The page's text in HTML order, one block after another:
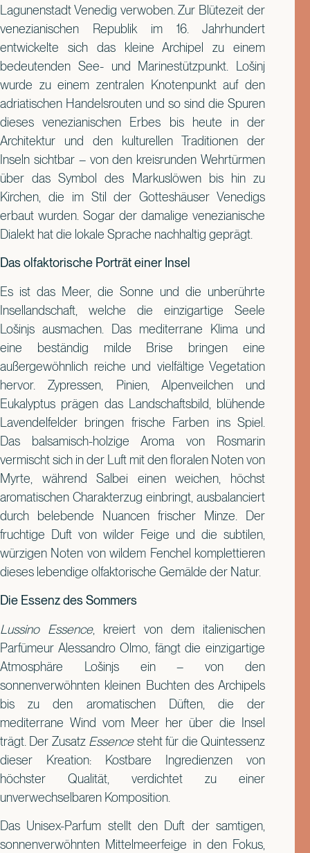
Lagunenstadt Venedig verwoben. Zur Blütezeit der
venezianischen Republik im 16. Jahrhundert
entwickelte sich das kleine Archipel zu einem
bedeutenden See- und Marinestützpunkt. Lošinj
wurde zu einem zentralen Knotenpunkt auf den
adriatischen Handelsrouten und so sind die Spuren
dieses venezianischen Erbes bis heute in der
Architektur und den kulturellen Traditionen der
Inseln sichtbar – von den kreisrunden Wehrtürmen
über das Symbol des Markuslöwen bis hin zu
Kirchen, die im Stil der Gotteshäuser Venedigs
erbaut wurden. Sogar der damalige venezianische
Dialekt hat die lokale Sprache nachhaltig geprägt.
Das olfaktorische Porträt einer Insel
Es ist das Meer, die Sonne und die unberührte
Insellandschaft, welche die einzigartige Seele
Lošinjs ausmachen. Das mediterrane Klima und
eine beständig milde Brise bringen eine
außergewöhnlich reiche und vielfältige Vegetation
hervor. Zypressen, Pinien, Alpenveilchen und
Eukalyptus prägen das Landschaftsbild, blühende
Lavendelfelder bringen frische Farben ins Spiel.
Das balsamisch-holzige Aroma von Rosmarin
vermischt sich in der Luft mit den floralen Noten von
Myrte, während Salbei einen weichen, höchst
aromatischen Charakterzug einbringt, ausbalanciert
durch belebende Nuancen frischer Minze. Der
fruchtige Duft von wilder Feige und die subtilen,
würzigen Noten von wildem Fenchel komplettieren
dieses lebendige olfaktorische Gemälde der Natur.
Die Essenz des Sommers
Lussino Essence, kreiert von dem italienischen
Parfümeur Alessandro Olmo, fängt die einzigartige
Atmosphäre Lošinjs ein – von den
sonnenverwöhnten kleinen Buchten des Archipels
bis zu den aromatischen Düften, die der
mediterrane Wind vom Meer her über die Insel
trägt. Der Zusatz Essencesteht für die Quintessenz
dieser Kreation: Kostbare Ingredienzen von
höchster Qualität, verdichtet zu einer
unverwechselbaren Komposition.
Das Unisex-Parfum stellt den Duft der samtigen,
sonnenverwöhnten Mittelmeerfeige in den Fokus,